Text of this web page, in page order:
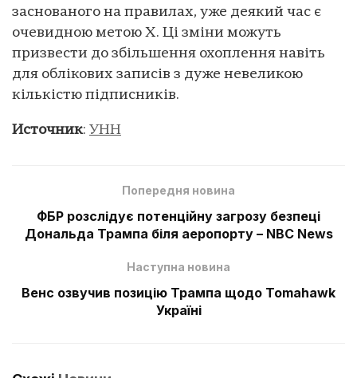
заснованого на правилах, уже деякий час є
очевидною метою X. Ці зміни можуть
призвести до збільшення охоплення навіть
для облікових записів з дуже невеликою
кількістю підписників.
Источник: УНН
Попередня новина
ФБР розслідує потенційну загрозу безпеці
Дональда Трампа біля аеропорту – NBC News
Наступна новина
Венс озвучив позицію Трампа щодо Tomahawk
Україні